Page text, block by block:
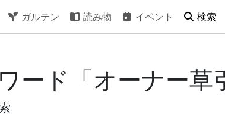
ガルテン 読み物 イベント 検索
ード「オーナー草